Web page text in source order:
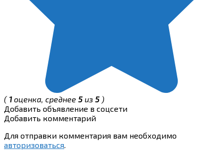
( 1 оценка, среднее 5 из 5 )
Добавить объявление в соцсети
Добавить комментарий
Для отправки комментария вам необходимо
авторизоваться.